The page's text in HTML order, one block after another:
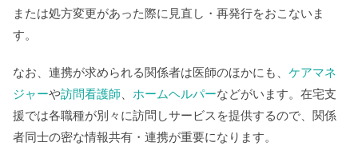
または処方変更があった際に見直し・再発行をおこないま
す。
なお、連携が求められる関係者は医師のほかにも、 ケアマネ
ジャーや訪問看護師、 ホームヘルパーなどがいます。在宅支
援では各職種が別々に訪問しサービスを提供するので、関係
者同士の密な情報共有・連携が重要になります。